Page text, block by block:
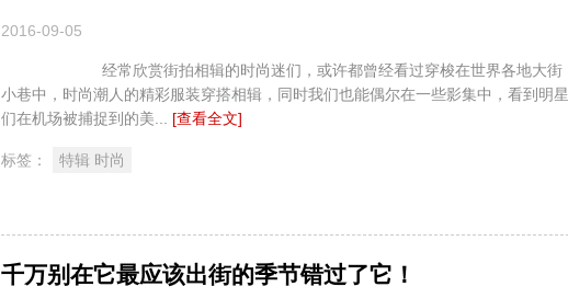
2016-09-05
经常欣赏街拍相辑的时尚迷们，或许都曾经看过穿梭在世界各地大街
小巷中，时尚潮人的精彩服装穿搭相辑，同时我们也能偶尔在一些影集中，看到明星
们在机场被捕捉到的美... [查看全文]
标签： 特辑 时尚
千万别在它最应该出街的季节错过了它！